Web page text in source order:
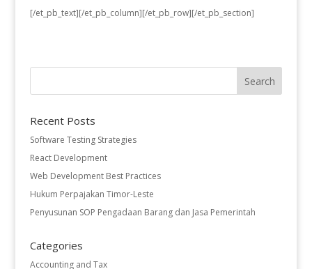
[/et_pb_text][/et_pb_column][/et_pb_row][/et_pb_section]
Recent Posts
Software Testing Strategies
React Development
Web Development Best Practices
Hukum Perpajakan Timor-Leste
Penyusunan SOP Pengadaan Barang dan Jasa Pemerintah
Categories
Accounting and Tax